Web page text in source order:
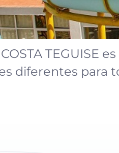
TEGUISE
diferentes para